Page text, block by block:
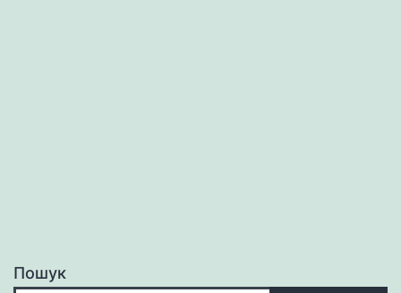
Пошук